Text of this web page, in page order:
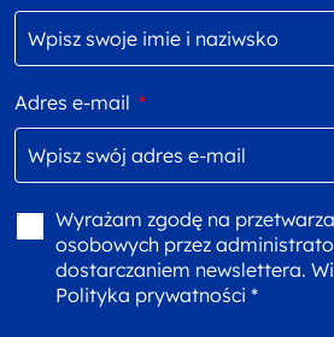
Adres e-mail *
Wyrażam zgodę na
osobowych przez
dostarczaniem newslettera.
Polityka prywatności *